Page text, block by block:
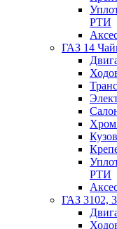
РТИ
ГАЗ 14
Хром
Кузов
РТИ
ГАЗ 3102,